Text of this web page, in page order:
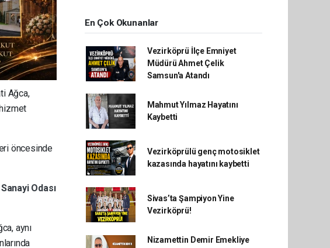
Ağca,
öncesinde
Odası
aynı
En Çok Okunanlar
Vezirköprü İlçe Emniyet
Müdürü Ahmet Çelik
Samsun'a Atandı
Mahmut Yılmaz Hayatını
Kaybetti
Vezirköprülü genç motosiklet
kazasında hayatını kaybetti
Sivas’ta Şampiyon Yine
Vezirköprü!
Nizamettin Demir Emekliye